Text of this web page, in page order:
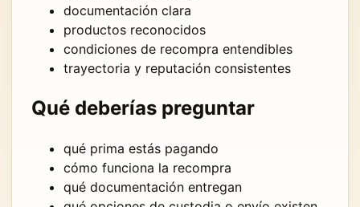
documentación clara
productos reconocidos
condiciones de recompra entendibles
trayectoria y reputación consistentes
Qué deberías preguntar
qué prima estás pagando
cómo funciona la recompra
qué documentación entregan